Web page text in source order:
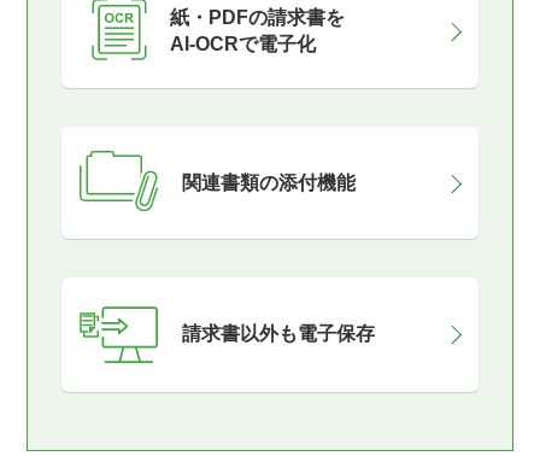
紙・PDFの請求書を
AI-OCRで電子化
関連書類の添付機能
請求書以外も電子保存